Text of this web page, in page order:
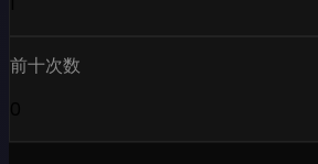
前十次数